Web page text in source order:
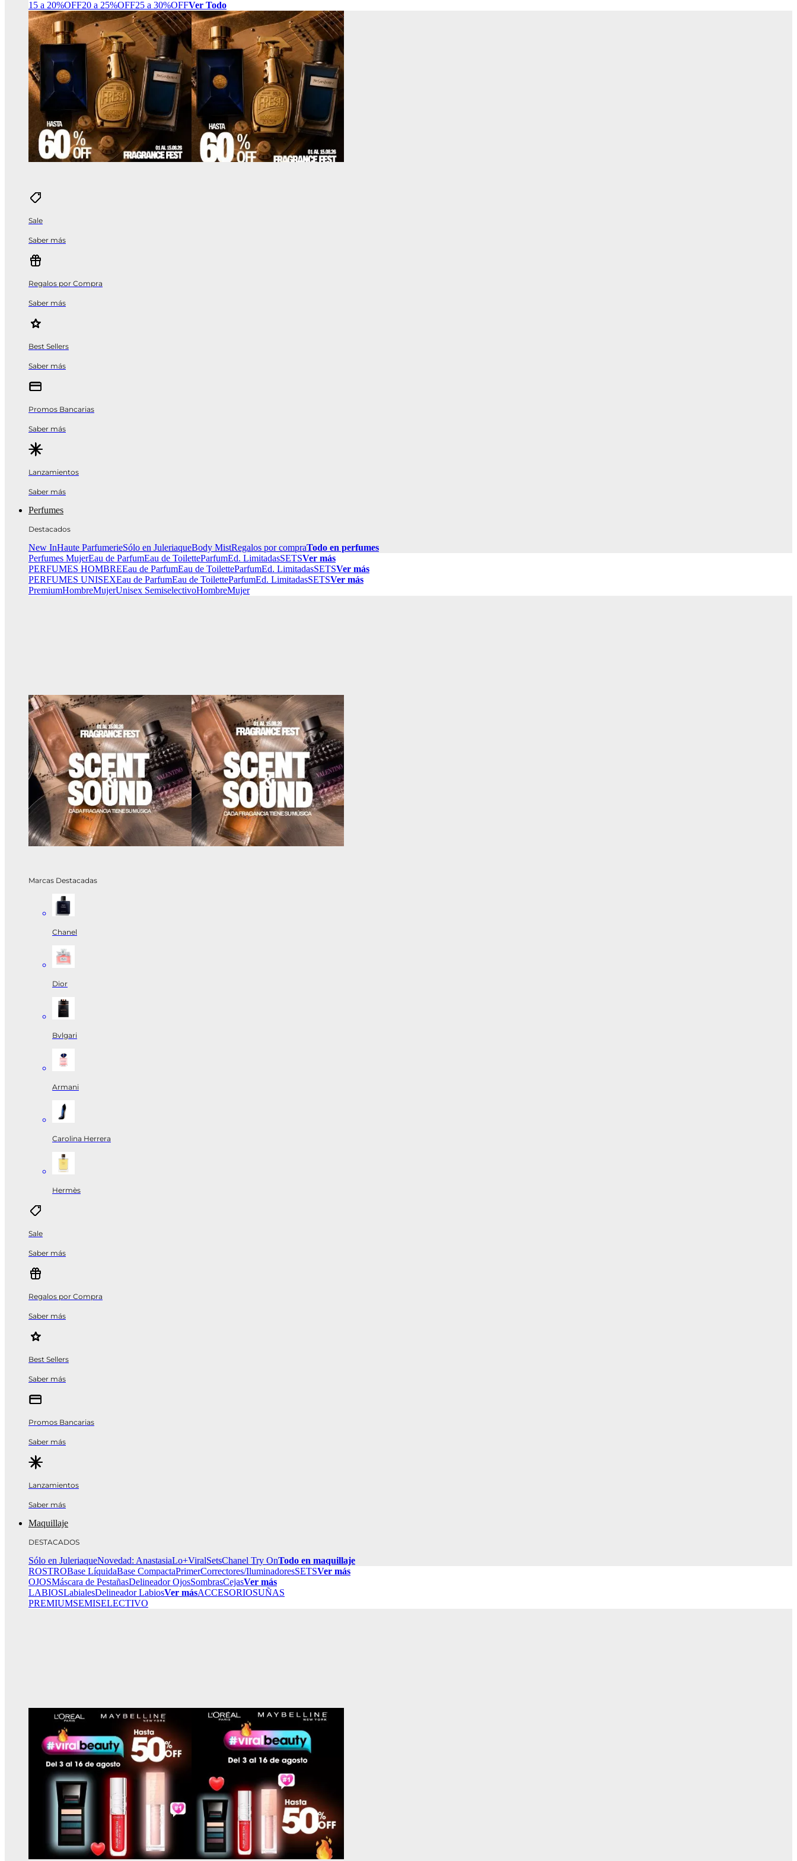
15 a 20%OFF20 a 25%OFF25 a 30%OFFVer Todo
Sale
Saber más
Regalos por Compra
Saber más
Best Sellers
Saber más
Promos Bancarias
Saber más
Lanzamientos
Saber más
Perfumes
Destacados
New InHaute ParfumerieSólo en JuleriaqueBody MistRegalos por compraTodo en perfumes
Perfumes MujerEau de ParfumEau de ToiletteParfumEd. LimitadasSETSVer más
PERFUMES HOMBREEau de ParfumEau de ToiletteParfumEd. LimitadasSETSVer más
PERFUMES UNISEXEau de ParfumEau de ToiletteParfumEd. LimitadasSETSVer más
PremiumHombreMujerUnisex SemiselectivoHombreMujer
Marcas Destacadas
Chanel
Dior
Bvlgari
Armani
Carolina Herrera
Hermès
Sale
Saber más
Regalos por Compra
Saber más
Best Sellers
Saber más
Promos Bancarias
Saber más
Lanzamientos
Saber más
Maquillaje
DESTACADOS
Sólo en JuleriaqueNovedad: AnastasiaLo+ViralSetsChanel Try OnTodo en maquillaje
ROSTROBase LíquidaBase CompactaPrimerCorrectores/IluminadoresSETSVer más
OJOSMáscara de PestañasDelineador OjosSombrasCejasVer más
LABIOSLabialesDelineador LabiosVer másACCESORIOSUÑAS
PREMIUMSEMISELECTIVO